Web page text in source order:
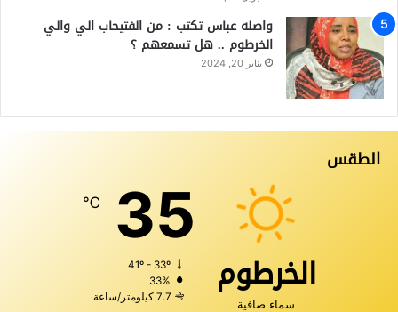
واصله عباس تكتب : من الفتيحاب الي والي
الخرطوم .. هل تسمعهم ؟
يناير 20, 2024
الطقس
الخرطوم
سماء صافية
35
℃
41º - 33º
33%
7.7 كيلومتر/ساعة